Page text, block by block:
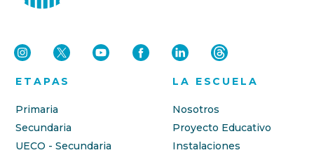
ETAPAS
Primaria
Secundaria
UECO - Secundaria
LA ESCUELA
Nosotros
Proyecto Educativo
Instalaciones